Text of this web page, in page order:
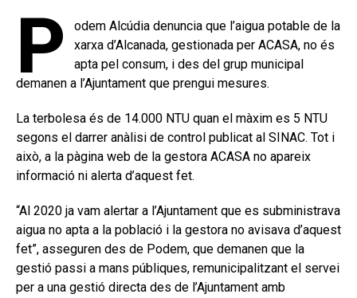
P
odem Alcúdia denuncia que l’aigua potable de la
xarxa d’Alcanada, gestionada per ACASA, no és
apta pel consum, i des del grup municipal
demanen a l’Ajuntament que prengui mesures.
La terbolesa és de 14.000 NTU quan el màxim es 5 NTU
segons el darrer anàlisi de control publicat al SINAC. Tot i
això, a la pàgina web de la gestora ACASA no apareix
informació ni alerta d’aquest fet.
“Al 2020 ja vam alertar a l’Ajuntament que es subministrava
aigua no apta a la població i la gestora no avisava d’aquest
fet”, asseguren des de Podem, que demanen que la
gestió passi a mans públiques, remunicipalitzant el servei
per a una gestió directa des de l’Ajuntament amb